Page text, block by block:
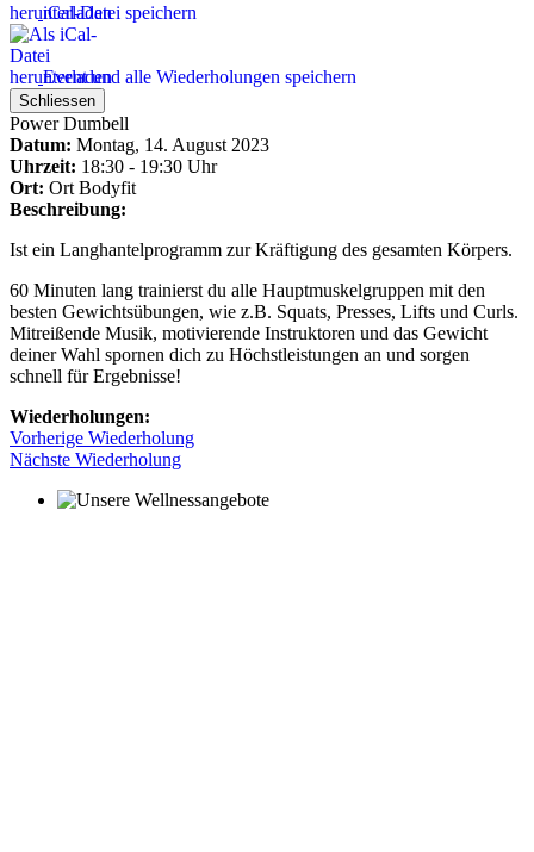
iCal-Datei speichern
Event und alle Wiederholungen speichern
Schliessen
Power Dumbell
Datum: Montag, 14. August 2023
Uhrzeit: 18:30 - 19:30 Uhr
Ort: Ort Bodyfit
Beschreibung:
Ist ein Langhantelprogramm zur Kräftigung des gesamten Körpers.
60 Minuten lang trainierst du alle Hauptmuskelgruppen mit den
besten Gewichtsübungen, wie z.B. Squats, Presses, Lifts und Curls.
Mitreißende Musik, motivierende Instruktoren und das Gewicht
deiner Wahl spornen dich zu Höchstleistungen an und sorgen
schnell für Ergebnisse!
Wiederholungen:
Vorherige Wiederholung
Nächste Wiederholung